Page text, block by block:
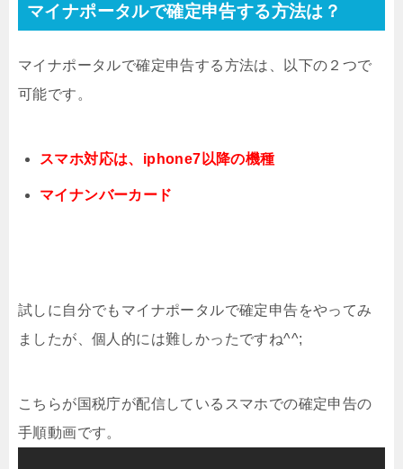
マイナポータルで確定申告する方法は？
マイナポータルで確定申告する方法は、以下の２つで
可能です。
スマホ対応は、iphone7以降の機種
マイナンバーカード
試しに自分でもマイナポータルで確定申告をやってみ
ましたが、個人的には難しかったですね^^;
こちらが国税庁が配信しているスマホでの確定申告の
手順動画です。